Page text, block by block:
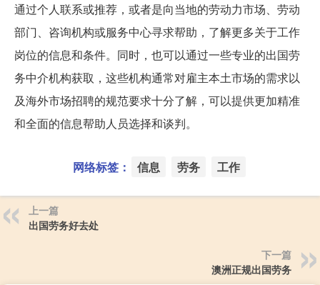
通过个人联系或推荐，或者是向当地的劳动力市场、劳动
部门、咨询机构或服务中心寻求帮助，了解更多关于工作
岗位的信息和条件。同时，也可以通过一些专业的出国劳
务中介机构获取，这些机构通常对雇主本土市场的需求以
及海外市场招聘的规范要求十分了解，可以提供更加精准
和全面的信息帮助人员选择和谈判。
网络标签： 信息 劳务 工作
上一篇
出国劳务好去处
下一篇
澳洲正规出国劳务